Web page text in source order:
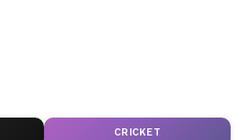
CRICKET